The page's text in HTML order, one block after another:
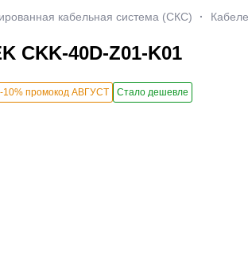
кабельная система (СКС) ·
CKK-40D-Z01-K01
-10% промокод АВГУСТ Стало дешевле